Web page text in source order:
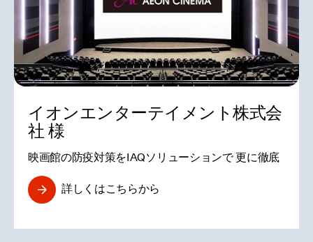
イオンエンターテイメント株式会
社 様
映画館の防疫対策をIAQソリューションで 更に徹底
詳しくはこちらから